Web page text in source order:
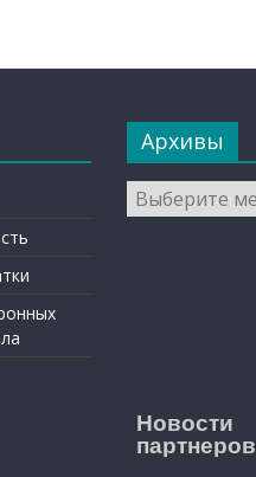
Архивы
Архивы
Новости
партнеров